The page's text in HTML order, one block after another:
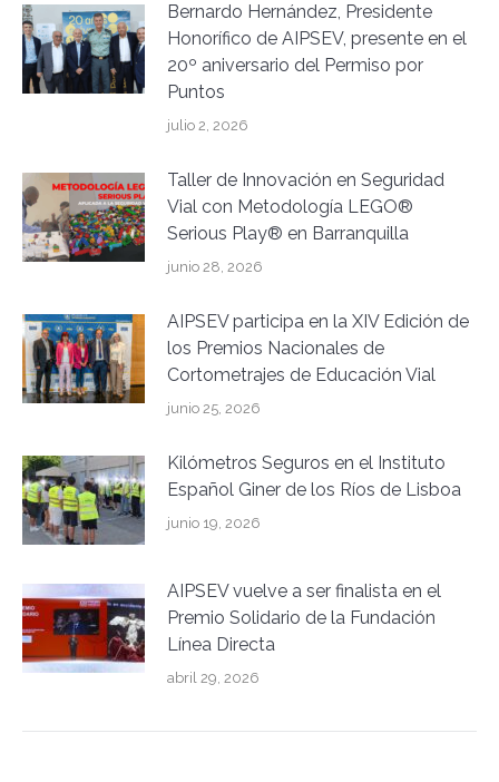
Bernardo Hernández, Presidente
Honorífico de AIPSEV, presente en el
20º aniversario del Permiso por
Puntos
julio 2, 2026
Taller de Innovación en Seguridad
Vial con Metodología LEGO®
Serious Play® en Barranquilla
junio 28, 2026
AIPSEV participa en la XIV Edición de
los Premios Nacionales de
Cortometrajes de Educación Vial
junio 25, 2026
Kilómetros Seguros en el Instituto
Español Giner de los Ríos de Lisboa
junio 19, 2026
AIPSEV vuelve a ser finalista en el
Premio Solidario de la Fundación
Línea Directa
abril 29, 2026